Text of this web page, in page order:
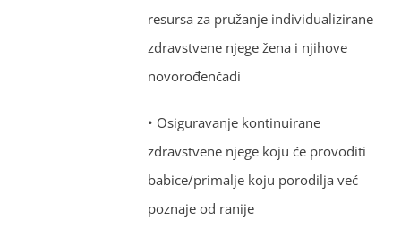
resursa za pružanje individualizirane
zdravstvene njege žena i njihove
novorođenčadi
• Osiguravanje kontinuirane
zdravstvene njege koju će provoditi
babice/primalje koju porodilja već
poznaje od ranije